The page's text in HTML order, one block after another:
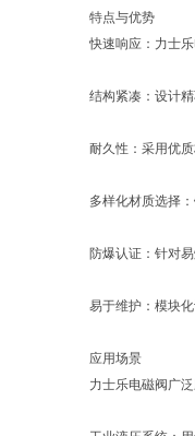
特点与优势
快速响应：力士
结构紧凑：设计
耐久性：采用优
多样化材质选择
防爆认证：针对
易于维护：模块
应用场景
力士乐电磁阀广泛